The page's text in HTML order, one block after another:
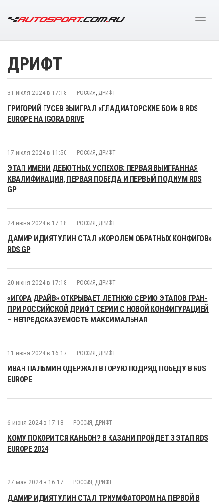
ДРИФТ
31 июля 2024 в 17:18 РОССИЯ , ДРИФТ
ГРИГОРИЙ ГУСЕВ ВЫИГРАЛ «ГЛАДИАТОРСКИЕ БОИ» В RDS
EUROPE НА IGORA DRIVE
17 июля 2024 в 11:50 РОССИЯ , ДРИФТ
ЭТАП ИМЕНИ ДЕБЮТНЫХ УСПЕХОВ: ПЕРВАЯ ВЫИГРАННАЯ
КВАЛИФИКАЦИЯ, ПЕРВАЯ ПОБЕДА И ПЕРВЫЙ ПОДИУМ RDS
GP
24 июня 2024 в 17:18 РОССИЯ , ДРИФТ
ДАМИР ИДИЯТУЛИН СТАЛ «КОРОЛЕМ ОБРАТНЫХ КОНФИГОВ»
RDS GP
20 июня 2024 в 17:18 РОССИЯ , ДРИФТ
«ИГОРА ДРАЙВ» ОТКРЫВАЕТ ЛЕТНЮЮ СЕРИЮ ЭТАПОВ ГРАН-
ПРИ РОССИЙСКОЙ ДРИФТ СЕРИИ С НОВОЙ КОНФИГУРАЦИЕЙ
– НЕПРЕДСКАЗУЕМОСТЬ МАКСИМАЛЬНАЯ
11 июня 2024 в 16:17 РОССИЯ , ДРИФТ
ИВАН ПАЛЬМИН ОДЕРЖАЛ ВТОРУЮ ПОДРЯД ПОБЕДУ В RDS
EUROPE
6 июня 2024 в 17:18 РОССИЯ , ДРИФТ
КОМУ ПОКОРИТСЯ КАНЬОН? В КАЗАНИ ПРОЙДЕТ 3 ЭТАП RDS
EUROPE 2024
27 мая 2024 в 16:17 РОССИЯ , ДРИФТ
ДАМИР ИДИЯТУЛИН СТАЛ ТРИУМФАТОРОМ НА ПЕРВОЙ В